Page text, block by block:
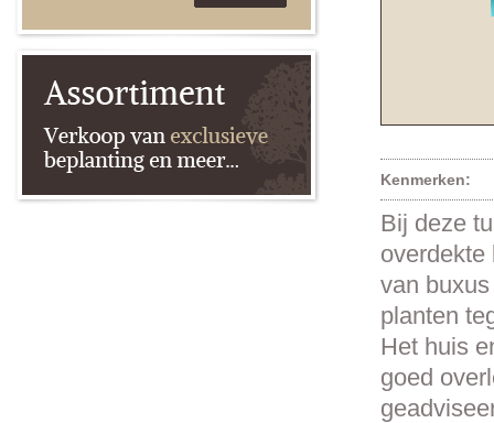
Kenmerken:
Bij deze
overdekte
van
planten
Het huis
goed